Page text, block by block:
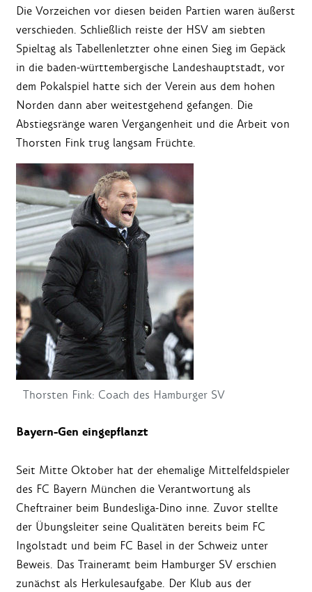
Die Vorzeichen vor diesen beiden Partien waren äußerst
verschieden. Schließlich reiste der HSV am siebten
Spieltag als Tabellenletzter ohne einen Sieg im Gepäck
in die baden-württembergische Landeshauptstadt, vor
dem Pokalspiel hatte sich der Verein aus dem hohen
Norden dann aber weitestgehend gefangen. Die
Abstiegsränge waren Vergangenheit und die Arbeit von
Thorsten Fink trug langsam Früchte.
Thorsten Fink: Coach des Hamburger SV
Bayern-Gen eingepflanzt
Seit Mitte Oktober hat der ehemalige Mittelfeldspieler
des FC Bayern München die Verantwortung als
Cheftrainer beim Bundesliga-Dino inne. Zuvor stellte
der Übungsleiter seine Qualitäten bereits beim FC
Ingolstadt und beim FC Basel in der Schweiz unter
Beweis. Das Traineramt beim Hamburger SV erschien
zunächst als Herkulesaufgabe. Der Klub aus der